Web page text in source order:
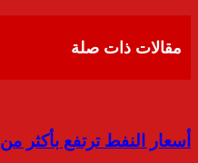
مقالات ذات صلة
أسعار النفط ترتفع بأكثر من 2% مع تصاعد التوترات بين أمريكا وإيران